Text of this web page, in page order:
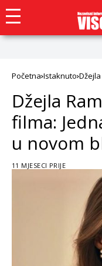
Početna Istaknuto
Džejla
filma:
u novom
11 MJESECI PRIJE